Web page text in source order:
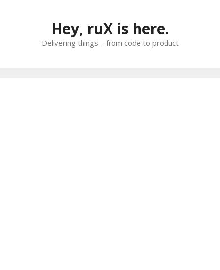
Hey, ruX is here.
Delivering things – from code to product